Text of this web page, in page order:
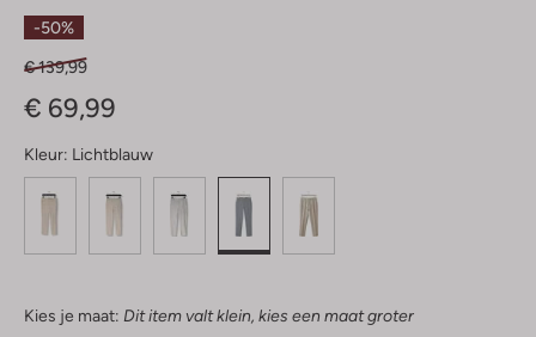
-50%
€ 139,99
€ 69,99
Kleur: Lichtblauw
Kies je maat: Dit item valt klein, kies een maat groter